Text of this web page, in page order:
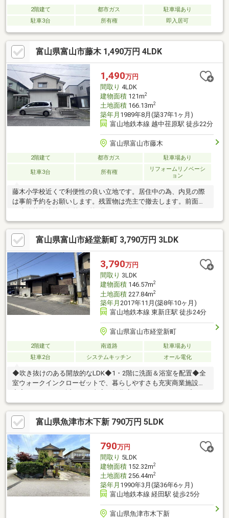
2階建て 都市ガス
駐車場あり
駐車3台
所有権 即入居可
富山県富山市藤木 1,490万円 4LDK
1,490万円
間取り 4LDK
建物面積121m2
土地面積166.13m2
築年月 1989年8月(築37年1ヶ月)
富山地鉄本線 越中荏原駅 徒歩22分
富山県富山市藤木
2階建て 都市ガス 駐車場あり
駐車3台 所有権
リフォームリノベーシ
ョン
藤木小学校近くで利便性の良い立地です。居住中の為、内見の際
は事前予約をお願いします。残置物は売主で撤去します。前面路
は建築基準法第42条第1項第2号です。現況有姿での売買となりま
す。売主の契約不適合責任は免責となります。
富山県富山市経堂新町 3,790万円 3LDK
3,790万円
間取り 3LDK
建物面積146.57m2
土地面積227.84m2
築年月 2017年11月(築8年10ヶ月)
富山地鉄本線 東新庄駅 徒歩24分
富山県富山市経堂新町
2階建て 南道路
駐車場あり
駐車2台
システムキッチン オール電化
◆吹き抜けのある開放的なLDK◆1・2階に洗面＆浴室を配置◆全
室ウォークインクローゼットで、暮らしやすさも充実商業施設が
り、休日のお散歩やちょっとした気分転換も楽しめます。【ロケ
ーション】富山市立新庄小学校...約2300m富山市立新庄中学校...約
1200malbis経堂店...約900mファミリーマート 富山金代店...約
600mクスリのアオキ 経堂店...約900m
富山県魚津市木下新 790万円 5LDK
790万円
間取り 5LDK
建物面積152.32m2
土地面積256.44m2
築年月 1990年3月(築36年6ヶ月)
富山地鉄本線 経田駅 徒歩25分
富山県魚津市木下新